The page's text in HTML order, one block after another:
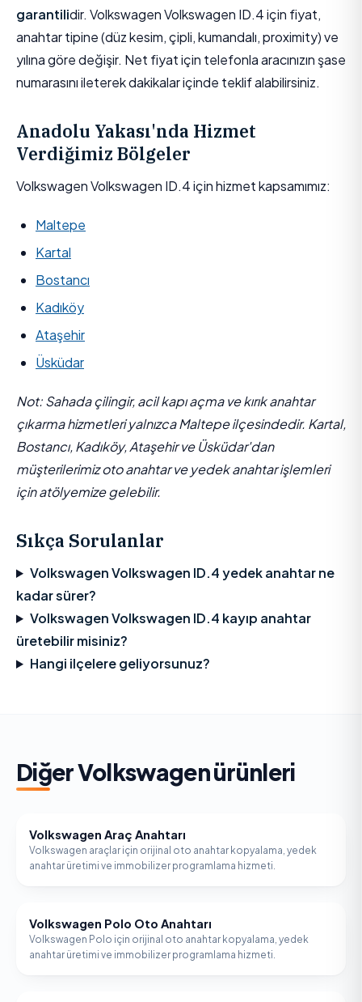
garantilidir. Volkswagen Volkswagen ID.4 için fiyat,
anahtar tipine (düz kesim, çipli, kumandalı, proximity) ve
yılına göre değişir. Net fiyat için telefonla aracınızın şase
numarasını ileterek dakikalar içinde teklif alabilirsiniz.
Anadolu Yakası'nda Hizmet
Verdiğimiz Bölgeler
Volkswagen Volkswagen ID.4 için hizmet kapsamımız:
Maltepe
Kartal
Bostancı
Kadıköy
Ataşehir
Üsküdar
Not: Sahada çilingir, acil kapı açma ve kırık anahtar
çıkarma hizmetleri yalnızca Maltepe ilçesindedir. Kartal,
Bostancı, Kadıköy, Ataşehir ve Üsküdar'dan
müşterilerimiz oto anahtar ve yedek anahtar işlemleri
için atölyemize gelebilir.
Sıkça Sorulanlar
Volkswagen Volkswagen ID.4 yedek anahtar ne
kadar sürer?
Volkswagen Volkswagen ID.4 kayıp anahtar
üretebilir misiniz?
Hangi ilçelere geliyorsunuz?
DiğerVolkswagenürünleri
VOLKSWAGEN
Volkswagen Araç Anahtarı
Volkswagen araçlar için orijinal oto anahtar kopyalama, yedek
anahtar üretimi ve immobilizer programlama hizmeti.
VOLKSWAGEN
Volkswagen Polo Oto Anahtarı
Volkswagen Polo için orijinal oto anahtar kopyalama, yedek
anahtar üretimi ve immobilizer programlama hizmeti.